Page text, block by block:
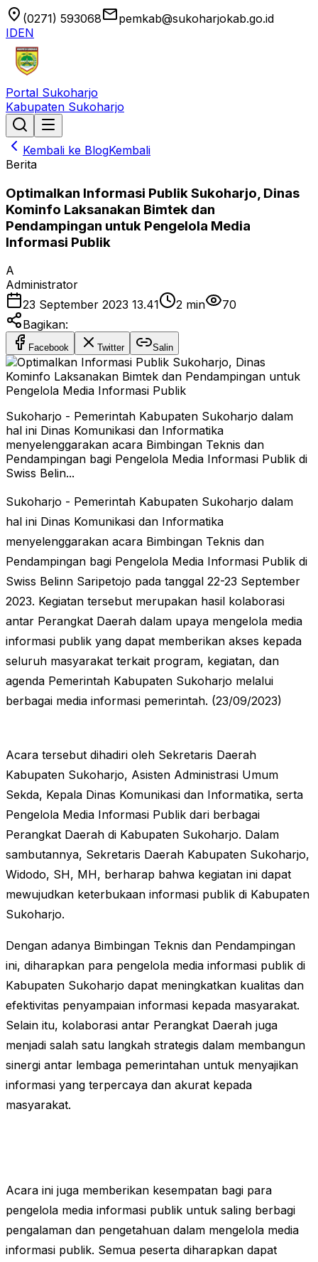
location_on (0271) 593068emailpemkab@sukoharjokab.go.id
IDEN
Portal Sukoharjo
Kabupaten Sukoharjo
Kembali ke BlogKembali
Berita
Optimalkan Informasi Publik Sukoharjo, Dinas
Kominfo Laksanakan Bimtek dan
Pendampingan untuk Pengelola Media
Informasi Publik
A
Administrator
23 September 2023 13.41
2 min
70
Bagikan:
Facebook Twitter Salin
Sukoharjo - Pemerintah Kabupaten Sukoharjo dalam
hal ini Dinas Komunikasi dan Informatika
menyelenggarakan acara Bimbingan Teknis dan
Pendampingan bagi Pengelola Media Informasi Publik di
Swiss Belin...
Sukoharjo - Pemerintah Kabupaten Sukoharjo dalam
hal ini Dinas Komunikasi dan Informatika
menyelenggarakan acara Bimbingan Teknis dan
Pendampingan bagi Pengelola Media Informasi Publik di
Swiss Belinn Saripetojo pada tanggal 22-23 September
2023. Kegiatan tersebut merupakan hasil kolaborasi
antar Perangkat Daerah dalam upaya mengelola media
informasi publik yang dapat memberikan akses kepada
seluruh masyarakat terkait program, kegiatan, dan
agenda Pemerintah Kabupaten Sukoharjo melalui
berbagai media informasi pemerintah. (23/09/2023)
Acara tersebut dihadiri oleh Sekretaris Daerah
Kabupaten Sukoharjo, Asisten Administrasi Umum
Sekda, Kepala Dinas Komunikasi dan Informatika, serta
Pengelola Media Informasi Publik dari berbagai
Perangkat Daerah di Kabupaten Sukoharjo. Dalam
sambutannya, Sekretaris Daerah Kabupaten Sukoharjo,
Widodo, SH, MH, berharap bahwa kegiatan ini dapat
mewujudkan keterbukaan informasi publik di Kabupaten
Sukoharjo.
Dengan adanya Bimbingan Teknis dan Pendampingan
ini, diharapkan para pengelola media informasi publik di
Kabupaten Sukoharjo dapat meningkatkan kualitas dan
efektivitas penyampaian informasi kepada masyarakat.
Selain itu, kolaborasi antar Perangkat Daerah juga
menjadi salah satu langkah strategis dalam membangun
sinergi antar lembaga pemerintahan untuk menyajikan
informasi yang terpercaya dan akurat kepada
masyarakat.
Acara ini juga memberikan kesempatan bagi para
pengelola media informasi publik untuk saling berbagi
pengalaman dan pengetahuan dalam mengelola media
informasi publik. Semua peserta diharapkan dapat